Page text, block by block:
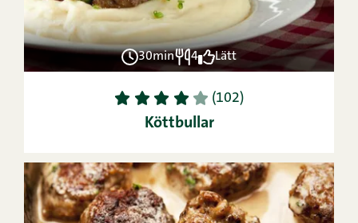
30min 4 Lätt
1 2 3 4 5 (102)
Köttbullar